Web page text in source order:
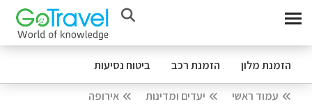
הזמנת מלון הזמנת רכב ביטוח נסיעות
עמוד ראשי יעדים ומדינות
אירופה